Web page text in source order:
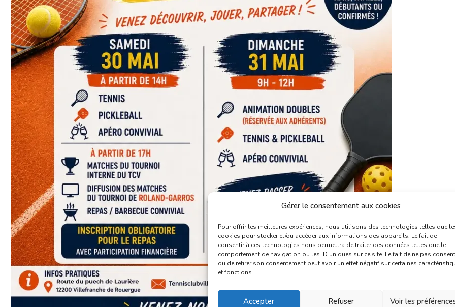
Gérer le consentement aux cookies
Pour offrir les meilleures expériences, nous utilisons des technologies telles que
cookies pour stocker et/ou accéder aux informations des appareils. Le fait de
consentir à ces technologies nous permettra de traiter des données telles que le
comportement de navigation ou les ID uniques sur ce site. Le fait de ne pas
ou de retirer son consentement peut avoir un effet négatif sur certaines
et fonctions.
Accepter Refuser Voir les